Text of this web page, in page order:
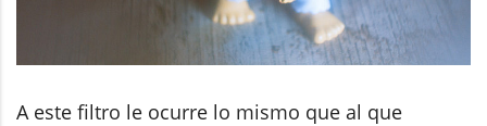
A este filtro le ocurre lo mismo que al que